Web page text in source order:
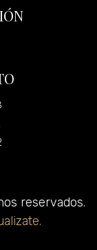
reservados.